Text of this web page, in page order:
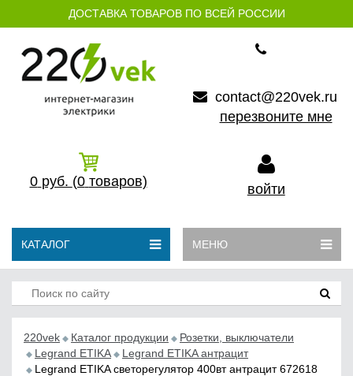
ДОСТАВКА ТОВАРОВ ПО ВСЕЙ РОССИИ
contact@220vek.ru
перезвоните мне
0 руб. (0 товаров) войти
КАТАЛОГ МЕНЮ
220vek Каталог продукции
Розетки, выключатели
Legrand ETIKA
Legrand ETIKA антрацит
Legrand ETIKA светорегулятор 400вт антрацит 672618